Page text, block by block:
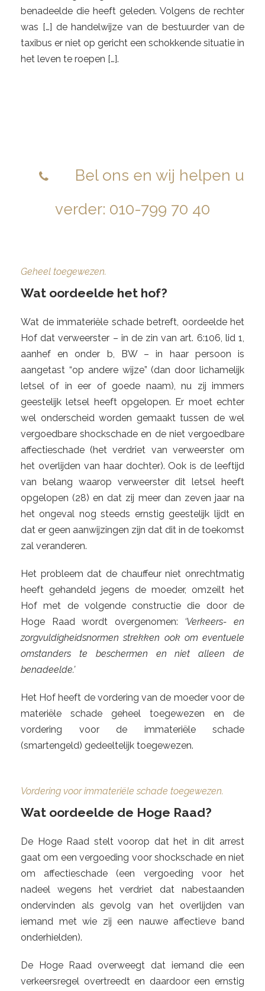
benadeelde die heeft geleden. Volgens de rechter
was […] de handelwijze van de bestuurder van de
taxibus er niet op gericht een schokkende situatie in
het leven te roepen […].
Bel ons en wij helpen u
verder: 010-799 70 40
Geheel toegewezen.
Wat oordeelde het hof?
Wat de immateriële schade betreft, oordeelde het
Hof dat verweerster – in de zin van art. 6:106, lid 1,
aanhef en onder b, BW – in haar persoon is
aangetast “op andere wijze” (dan door lichamelijk
letsel of in eer of goede naam), nu zij immers
geestelijk letsel heeft opgelopen. Er moet echter
wel onderscheid worden gemaakt tussen de wel
vergoedbare shockschade en de niet vergoedbare
affectieschade (het verdriet van verweerster om
het overlijden van haar dochter). Ook is de leeftijd
van belang waarop verweerster dit letsel heeft
opgelopen (28) en dat zij meer dan zeven jaar na
het ongeval nog steeds ernstig geestelijk lijdt en
dat er geen aanwijzingen zijn dat dit in de toekomst
zal veranderen.
Het probleem dat de chauffeur niet onrechtmatig
heeft gehandeld jegens de moeder, omzeilt het
Hof met de volgende constructie die door de
Hoge Raad wordt overgenomen: ‘Verkeers- en
zorgvuldigheidsnormen strekken ook om eventuele
omstanders te beschermen en niet alleen de
benadeelde.’
Het Hof heeft de vordering van de moeder voor de
materiële schade geheel toegewezen en de
vordering voor de immateriële schade
(smartengeld) gedeeltelijk toegewezen.
Vordering voor immateriële schade toegewezen.
Wat oordeelde de Hoge Raad?
De Hoge Raad stelt voorop dat het in dit arrest
gaat om een vergoeding voor shockschade en niet
om affectieschade (een vergoeding voor het
nadeel wegens het verdriet dat nabestaanden
ondervinden als gevolg van het overlijden van
iemand met wie zij een nauwe affectieve band
onderhielden).
De Hoge Raad overweegt dat iemand die een
verkeersregel overtreedt en daardoor een ernstig